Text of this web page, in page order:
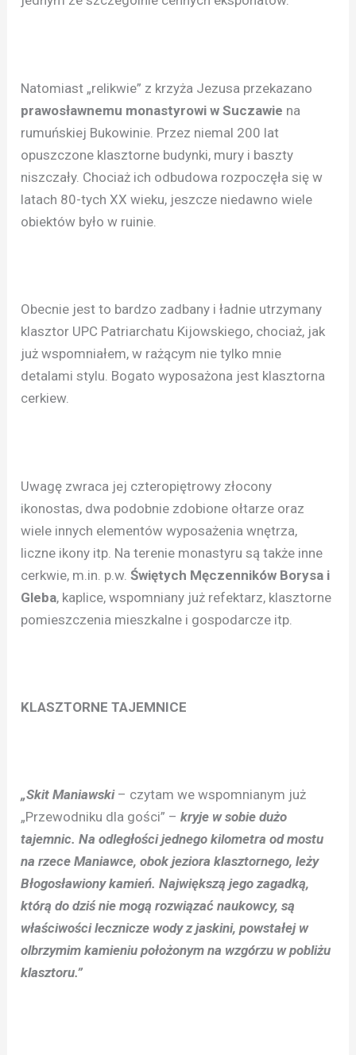
Natomiast „relikwie” z krzyża Jezusa przekazano
prawosławnemu monastyrowi w Suczawie na
rumuńskiej Bukowinie. Przez niemal 200 lat
opuszczone klasztorne budynki, mury i baszty
niszczały. Chociaż ich odbudowa rozpoczęła się w
latach 80-tych XX wieku, jeszcze niedawno wiele
obiektów było w ruinie.
Obecnie jest to bardzo zadbany i ładnie utrzymany
klasztor UPC Patriarchatu Kijowskiego, chociaż, jak
już wspomniałem, w rażącym nie tylko mnie
detalami stylu. Bogato wyposażona jest klasztorna
cerkiew.
Uwagę zwraca jej czteropiętrowy złocony
ikonostas, dwa podobnie zdobione ołtarze oraz
wiele innych elementów wyposażenia wnętrza,
liczne ikony itp. Na terenie monastyru są także inne
cerkwie, m.in. p.w.Świętych Męczenników Borysa i
Gleba, kaplice, wspomniany już refektarz, klasztorne
pomieszczenia mieszkalne i gospodarcze itp.
KLASZTORNE TAJEMNICE
„Skit Maniawski – czytam we wspomnianym już
„Przewodniku dla gości” –kryje w sobie dużo
tajemnic. Na odległości jednego kilometra od mostu
na rzece Maniawce, obok jeziora klasztornego, leży
Błogosławiony kamień. Największą jego zagadką,
którą do dziś nie mogą rozwiązać naukowcy, są
właściwości lecznicze wody z jaskini, powstałej w
olbrzymim kamieniu położonym na wzgórzu w pobliżu
klasztoru.”